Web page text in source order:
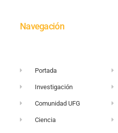
Navegación
Portada
Investigación
Comunidad UFG
Ciencia